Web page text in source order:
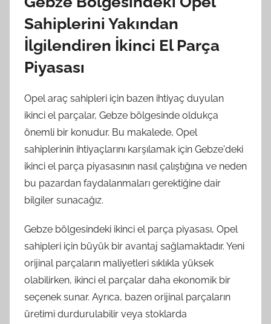
Sahiplerini Yakından
İlgilendiren İkinci El Parça
Piyasası
Opel araç sahipleri için bazen ihtiyaç duyulan
ikinci el parçalar, Gebze bölgesinde oldukça
önemli bir konudur. Bu makalede, Opel
sahiplerinin ihtiyaçlarını karşılamak için Gebze'deki
ikinci el parça piyasasının nasıl çalıştığına ve neden
bu pazardan faydalanmaları gerektiğine dair
bilgiler sunacağız.
Gebze bölgesindeki ikinci el parça piyasası, Opel
sahipleri için büyük bir avantaj sağlamaktadır. Yeni
orijinal parçaların maliyetleri sıklıkla yüksek
olabilirken, ikinci el parçalar daha ekonomik bir
seçenek sunar. Ayrıca, bazen orijinal parçaların
üretimi durdurulabilir veya stoklarda